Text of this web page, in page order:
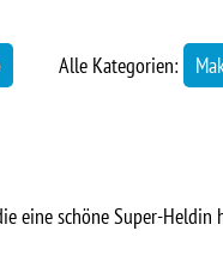
Alle Kategorien:
eine schöne Super-